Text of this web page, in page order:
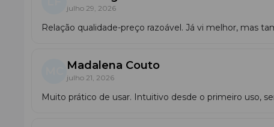
concorrentes no segmento de preço médio.
Porque escolher o Wilson Wristband
A escolha deste punho é um investimento no seu foco
mantém a sua forma e propriedades absorventes
tecnológico que garante que as suas mãos
Wilson Wristband Classic Infrared— um elemento
da marca Wilson.
julho 29, 2026
Relação qualidade-preço razoável. Já vi melhor, mas
Madalena Couto
julho 21, 2026
Muito prático de usar. Intuitivo desde o primeiro uso,